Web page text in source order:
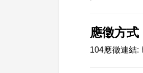
應徵方式
104應徵連結: